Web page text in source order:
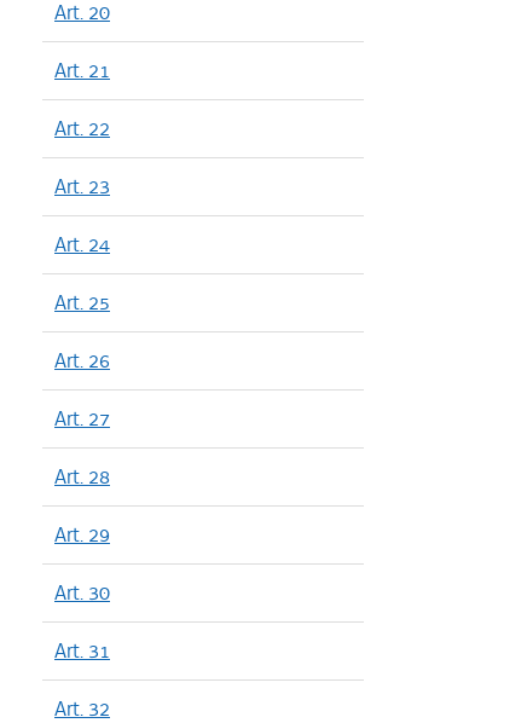
Art. 20
Art. 21
Art. 22
Art. 23
Art. 24
Art. 25
Art. 26
Art. 27
Art. 28
Art. 29
Art. 30
Art. 31
Art. 32